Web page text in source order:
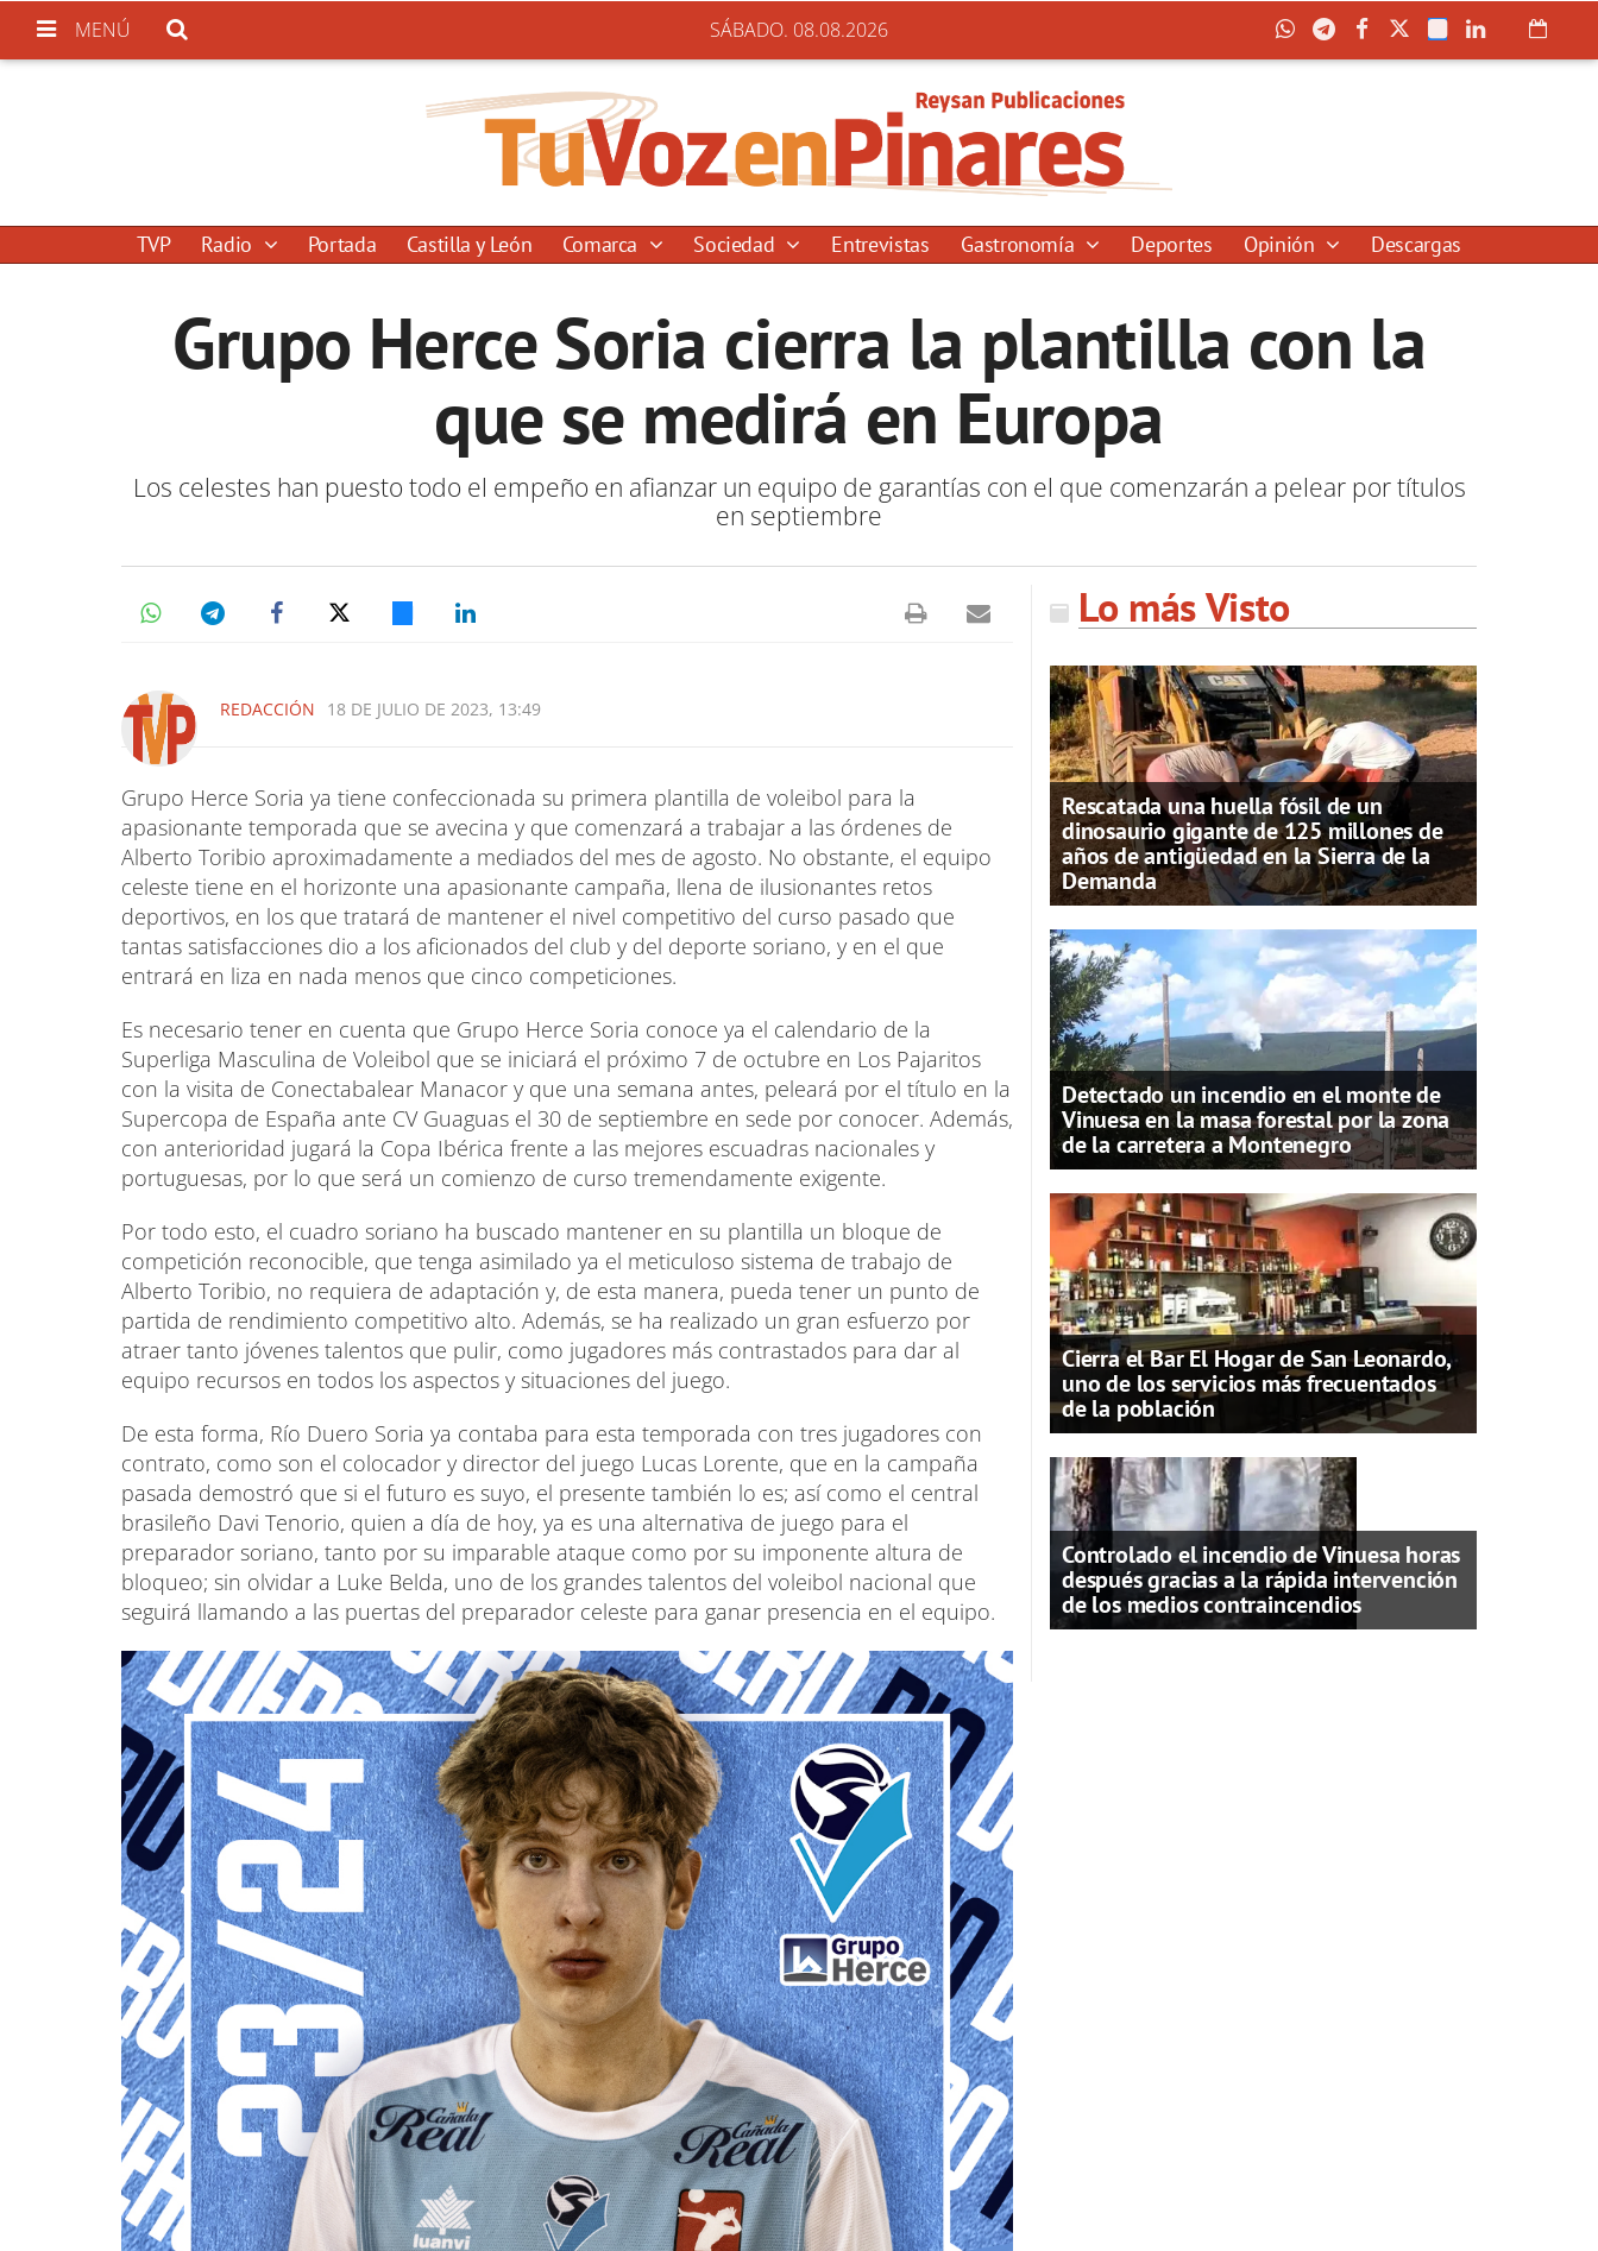
MENÚ SÁBADO. 08.08.2026
TVP Radio Portada Castilla y León Comarca Sociedad Entrevistas Gastronomía Deportes Opinión Descargas
Grupo Herce Soria cierra la plantilla con la
que se medirá en Europa
Los celestes han puesto todo el empeño en afianzar un equipo de garantías con el que comenzarán a pelear por títulos
en septiembre
REDACCIÓN 18 DE JULIO DE 2023, 13:49
Grupo Herce Soria ya tiene confeccionada su primera plantilla de voleibol para la
apasionante temporada que se avecina y que comenzará a trabajar a las órdenes de
Alberto Toribio aproximadamente a mediados del mes de agosto. No obstante, el equipo
celeste tiene en el horizonte una apasionante campaña, llena de ilusionantes retos
deportivos, en los que tratará de mantener el nivel competitivo del curso pasado que
tantas satisfacciones dio a los aficionados del club y del deporte soriano, y en el que
entrará en liza en nada menos que cinco competiciones.
Es necesario tener en cuenta que Grupo Herce Soria conoce ya el calendario de la
Superliga Masculina de Voleibol que se iniciará el próximo 7 de octubre en Los Pajaritos
con la visita de Conectabalear Manacor y que una semana antes, peleará por el título en la
Supercopa de España ante CV Guaguas el 30 de septiembre en sede por conocer. Además,
con anterioridad jugará la Copa Ibérica frente a las mejores escuadras nacionales y
portuguesas, por lo que será un comienzo de curso tremendamente exigente.
Por todo esto, el cuadro soriano ha buscado mantener en su plantilla un bloque de
competición reconocible, que tenga asimilado ya el meticuloso sistema de trabajo de
Alberto Toribio, no requiera de adaptación y, de esta manera, pueda tener un punto de
partida de rendimiento competitivo alto. Además, se ha realizado un gran esfuerzo por
atraer tanto jóvenes talentos que pulir, como jugadores más contrastados para dar al
equipo recursos en todos los aspectos y situaciones del juego.
De esta forma, Río Duero Soria ya contaba para esta temporada con tres jugadores con
contrato, como son el colocador y director del juego Lucas Lorente, que en la campaña
pasada demostró que si el futuro es suyo, el presente también lo es; así como el central
brasileño Davi Tenorio, quien a día de hoy, ya es una alternativa de juego para el
preparador soriano, tanto por su imparable ataque como por su imponente altura de
bloqueo; sin olvidar a Luke Belda, uno de los grandes talentos del voleibol nacional que
seguirá llamando a las puertas del preparador celeste para ganar presencia en el equipo.
Lo más Visto
Rescatada una huella fósil de un
dinosaurio gigante de 125 millones de
años de antigüedad en la Sierra de la
Demanda
Detectado un incendio en el monte de
Vinuesa en la masa forestal por la zona
de la carretera a Montenegro
Cierra el Bar El Hogar de San Leonardo,
uno de los servicios más frecuentados
de la población
Controlado el incendio de Vinuesa horas
después gracias a la rápida intervención
de los medios contraincendios